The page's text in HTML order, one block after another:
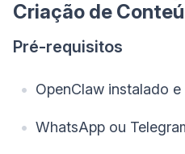
Criação de
Pré-requisitos
OpenClaw instalado
WhatsApp ou